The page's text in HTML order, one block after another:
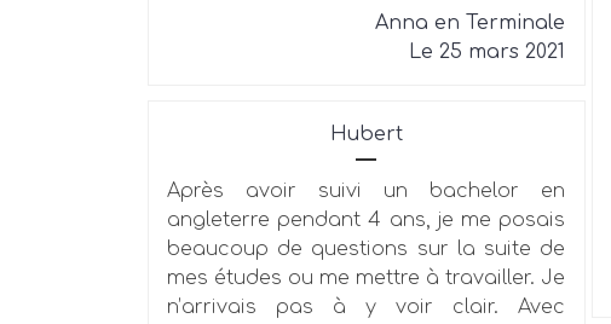
Anna en Terminale
Le 25 mars 2021
Hubert
Après avoir suivi un bachelor en
angleterre pendant 4 ans, je me posais
beaucoup de questions sur la suite de
mes études ou me mettre à travailler. Je
n’arrivais pas à y voir clair. Avec